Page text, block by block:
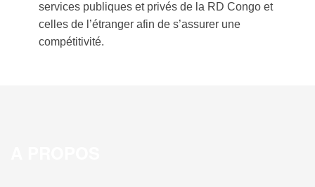
services publiques et privés de la RD Congo et
celles de l’étranger afin de s’assurer une
compétitivité.